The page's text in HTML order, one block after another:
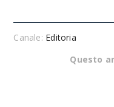
Canale: Editoria
Questo